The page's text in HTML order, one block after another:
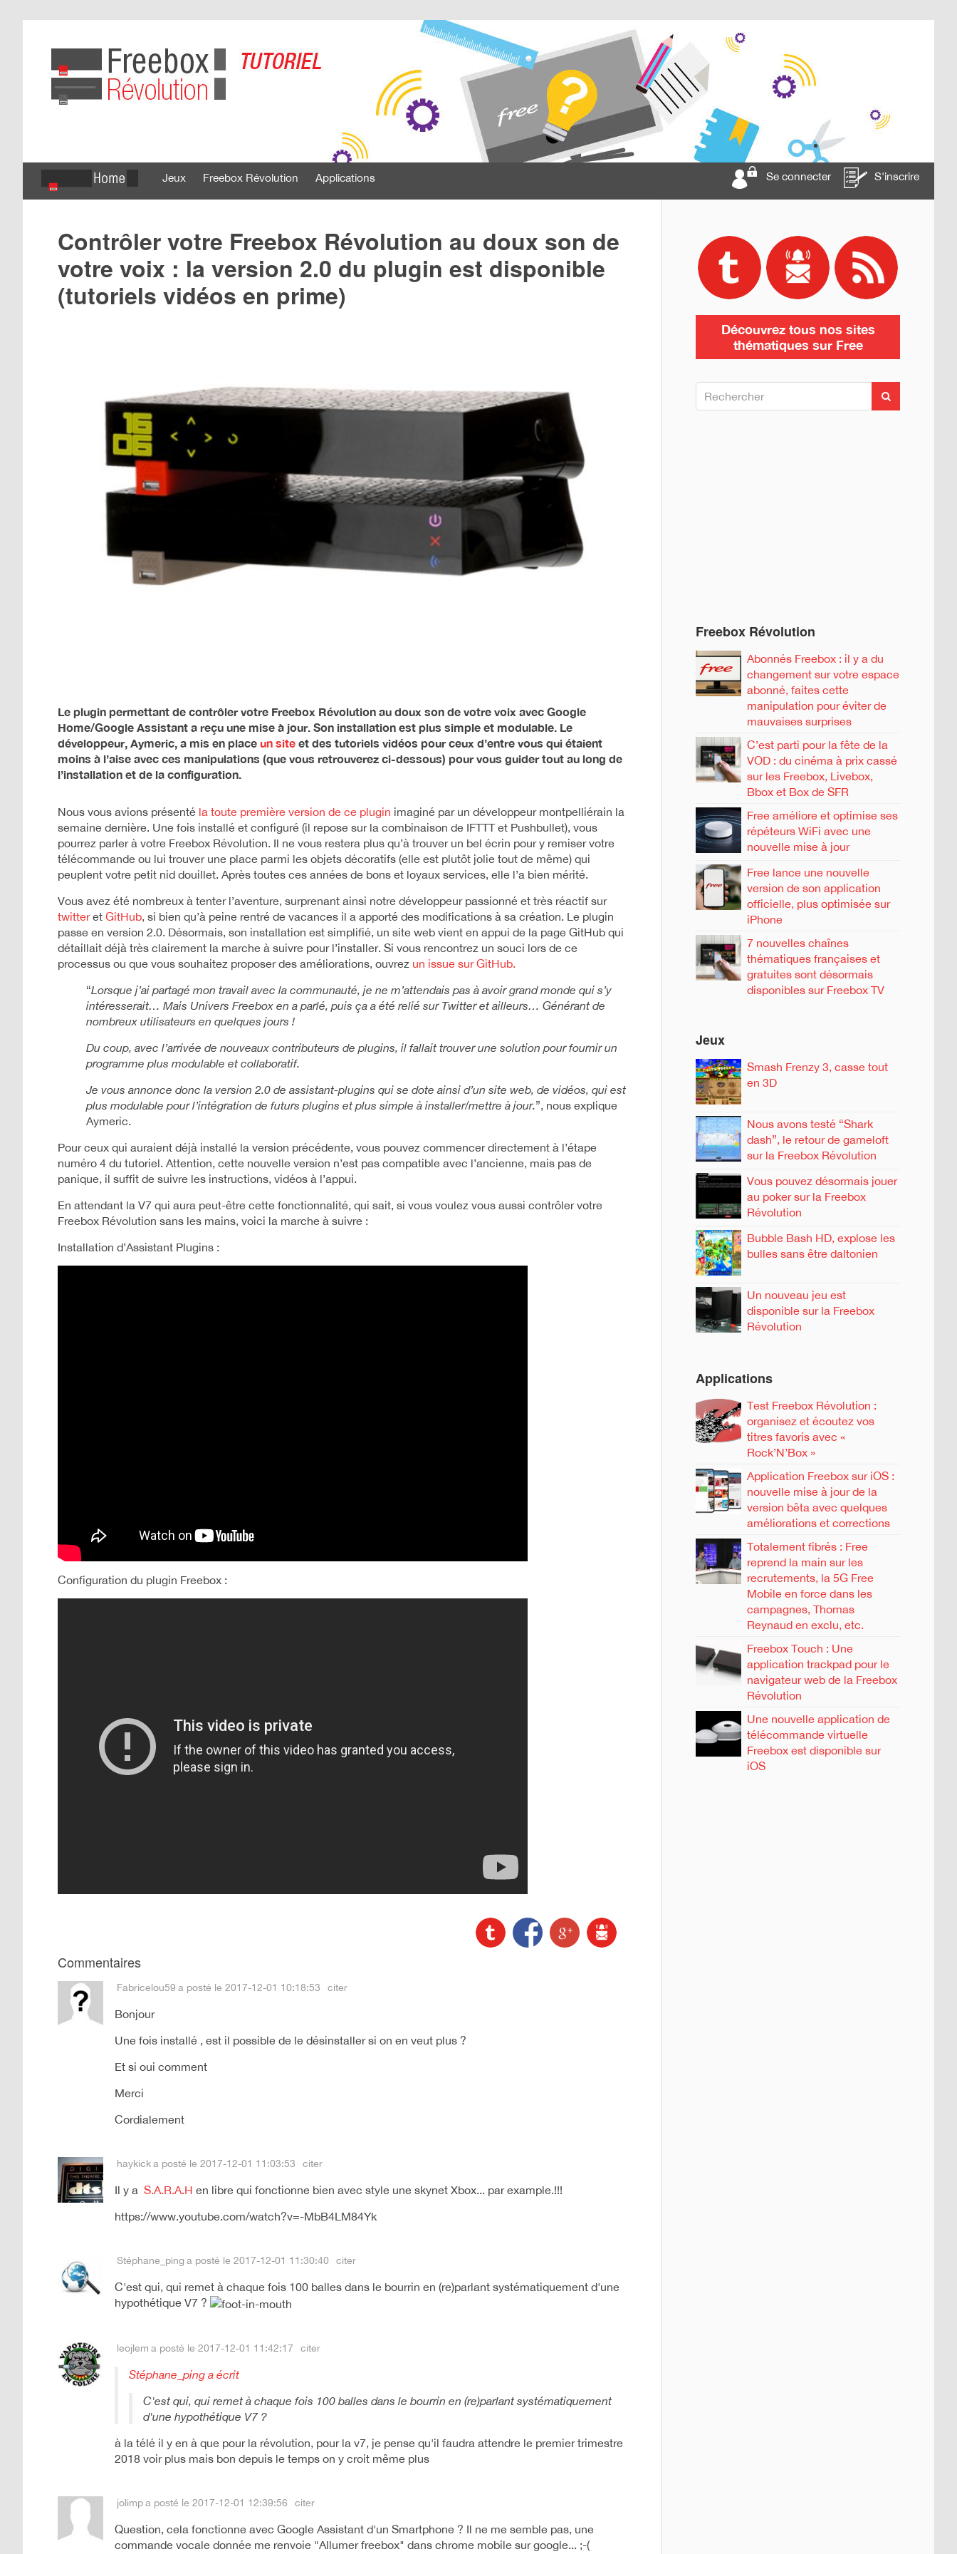
Jeux Freebox Révolution Applications Se connecter S'inscrire
Contrôler votre Freebox Révolution au doux son de
votre voix : la version 2.0 du plugin est disponible
(tutoriels vidéos en prime)
Le plugin permettant de contrôler votre Freebox Révolution au doux son de votre voix avec Google
Home/Google Assistant a reçu une mise à jour. Son installation est plus simple et modulable. Le
développeur, Aymeric, a mis en place un site et des tutoriels vidéos pour ceux d’entre vous qui étaient
moins à l’aise avec ces manipulations (que vous retrouverez ci-dessous) pour vous guider tout au long de
l’installation et de la configuration.
Nous vous avions présenté la toute première version de ce plugin imaginé par un développeur montpelliérain la
semaine dernière. Une fois installé et configuré (il repose sur la combinaison de IFTTT et Pushbullet), vous
pourrez parler à votre Freebox Révolution. Il ne vous restera plus qu’à trouver un bel écrin pour y remiser votre
télécommande ou lui trouver une place parmi les objets décoratifs (elle est plutôt jolie tout de même) qui
peuplent votre petit nid douillet. Après toutes ces années de bons et loyaux services, elle l’a bien mérité.
Vous avez été nombreux à tenter l’aventure, surprenant ainsi notre développeur passionné et très réactif sur
twitteret GitHub, si bien qu’à peine rentré de vacances il a apporté des modifications à sa création. Le plugin
passe en version 2.0. Désormais, son installation est simplifié, un site web vient en appui de la page GitHub qui
détaillait déjà très clairement la marche à suivre pour l’installer. Si vous rencontrez un souci lors de ce
processus ou que vous souhaitez proposer des améliorations, ouvrez un issue sur GitHub.
“Lorsque j’ai partagé mon travail avec la communauté, je ne m’attendais pas à avoir grand monde qui s’y
intéresserait… Mais Univers Freebox en a parlé, puis ça a été relié sur Twitter et ailleurs… Générant de
nombreux utilisateurs en quelques jours !
Du coup, avec l’arrivée de nouveaux contributeurs de plugins, il fallait trouver une solution pour fournir un
programme plus modulable et collaboratif.
Je vous annonce donc la version 2.0 de assistant-plugins qui se dote ainsi d’un site web, de vidéos, qui est
plus modulable pour l’intégration de futurs plugins et plus simple à installer/mettre à jour.”, nous explique
Aymeric.
Pour ceux qui auraient déjà installé la version précédente, vous pouvez commencer directement à l’étape
numéro 4 du tutoriel. Attention, cette nouvelle version n’est pas compatible avec l’ancienne, mais pas de
panique, il suffit de suivre les instructions, vidéos à l’appui.
En attendant la V7 qui aura peut-être cette fonctionnalité, qui sait, si vous voulez vous aussi contrôler votre
Freebox Révolution sans les mains, voici la marche à suivre :
Installation d’Assistant Plugins :
Configuration du plugin Freebox :
Commentaires
Fabricelou59 a posté le 2017-12-01 10:18:53 citer
Bonjour
Une fois installé , est il possible de le désinstaller si on en veut plus ?
Et si oui comment
Merci
Cordialement
haykick a posté le 2017-12-01 11:03:53 citer
Il y a S.A.R.A.H en libre qui fonctionne bien avec style une skynet Xbox... par example.!!!
https://www.youtube.com/watch?v=-MbB4LM84Yk
Stéphane_ping a posté le 2017-12-01 11:30:40 citer
C'est qui, qui remet à chaque fois 100 balles dans le bourrin en (re)parlant systématiquement d'une
hypothétique V7 ?
leojlem a posté le 2017-12-01 11:42:17 citer
Stéphane_ping a écrit
C'est qui, qui remet à chaque fois 100 balles dans le bourrin en (re)parlant systématiquement
d'une hypothétique V7 ?
à la télé il y en à que pour la révolution, pour la v7, je pense qu'il faudra attendre le premier trimestre
2018 voir plus mais bon depuis le temps on y croit même plus
jolimp a posté le 2017-12-01 12:39:56 citer
Question, cela fonctionne avec Google Assistant d'un Smartphone ? Il ne me semble pas, une
commande vocale donnée me renvoie "Allumer freebox" dans chrome mobile sur google... ;-(
Découvrez tous nos sites
thématiques sur Free
Freebox Révolution
Abonnés Freebox : il y a du
changement sur votre espace
abonné, faites cette
manipulation pour éviter de
mauvaises surprises
C’est parti pour la fête de la
VOD : du cinéma à prix cassé
sur les Freebox, Livebox,
Bbox et Box de SFR
Free améliore et optimise ses
répéteurs WiFi avec une
nouvelle mise à jour
Free lance une nouvelle
version de son application
officielle, plus optimisée sur
iPhone
7 nouvelles chaînes
thématiques françaises et
gratuites sont désormais
disponibles sur Freebox TV
Jeux
Smash Frenzy 3, casse tout
en 3D
Nous avons testé “Shark
dash”, le retour de gameloft
sur la Freebox Révolution
Vous pouvez désormais jouer
au poker sur la Freebox
Révolution
Bubble Bash HD, explose les
bulles sans être daltonien
Un nouveau jeu est
disponible sur la Freebox
Révolution
Applications
Test Freebox Révolution :
organisez et écoutez vos
titres favoris avec «
Rock’N’Box »
Application Freebox sur iOS :
nouvelle mise à jour de la
version bêta avec quelques
améliorations et corrections
Totalement fibrés : Free
reprend la main sur les
recrutements, la 5G Free
Mobile en force dans les
campagnes, Thomas
Reynaud en exclu, etc.
Freebox Touch : Une
application trackpad pour le
navigateur web de la Freebox
Révolution
Une nouvelle application de
télécommande virtuelle
Freebox est disponible sur
iOS